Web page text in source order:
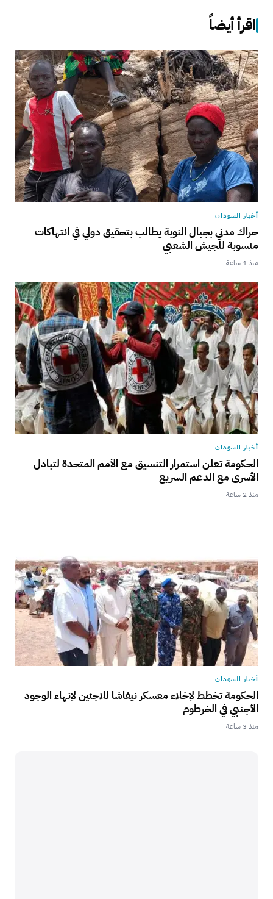
اقرأ أيضاً
أخبار السودان
حراك مدني بجبال النوبة يطالب بتحقيق دولي في انتهاكات
منسوبة للجيش الشعبي
منذ 1 ساعة
أخبار السودان
الحكومة تعلن استمرار التنسيق مع الأمم المتحدة لتبادل
الأسرى مع الدعم السريع
منذ 2 ساعة
أخبار السودان
الحكومة تخطط لإخلاء معسكر نيفاشا للاجئين لإنهاء الوجود
الأجنبي في الخرطوم
منذ 3 ساعة